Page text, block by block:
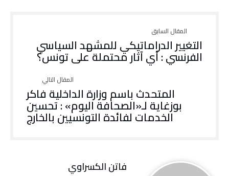
التغيير الدراماتيكي للمشهد السياسي
الفرنسي : أي آثار محتملة على تونس؟
المتحدث باسم وزارة الداخلية فاكر
بوزغاية لـ«الصحافة اليوم» : تحسين
الخدمات لفائدة التونسيين بالخارج
فاتن ‬الكسراوي